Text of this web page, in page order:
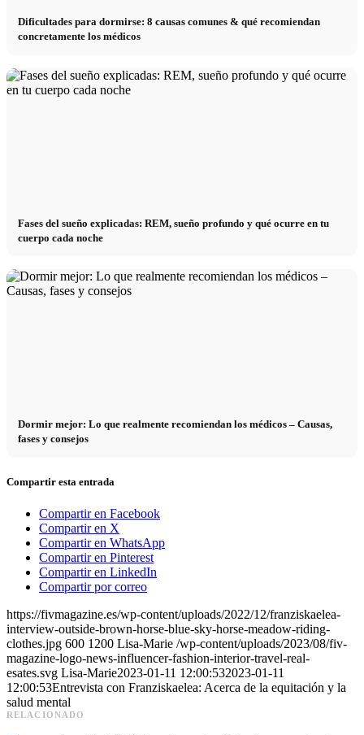
Dificultades para dormirse: 8 causas comunes & qué recomiendan
concretamente los médicos
Fases del sueño explicadas: REM, sueño profundo y qué ocurre en tu
cuerpo cada noche
Dormir mejor: Lo que realmente recomiendan los médicos – Causas,
fases y consejos
Compartir esta entrada
Compartir en Facebook
Compartir en X
Compartir en WhatsApp
Compartir en Pinterest
Compartir en LinkedIn
Compartir por correo
https://fivmagazine.es/wp-content/uploads/2022/12/franziskaelea-
interview-outside-brown-horse-blue-sky-horse-meadow-riding-
clothes.jpg 600 1200 Lisa-Marie /wp-content/uploads/2023/08/fiv-
magazine-logo-news-influencer-fashion-interior-travel-real-
esates.svg Lisa-Marie2023-01-11 12:00:532023-01-11
12:00:53Entrevista con Franziskaelea: Acerca de la equitación y la
salud mental
RELACIONADO